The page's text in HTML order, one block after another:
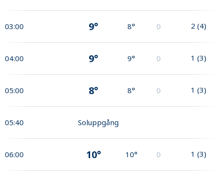
03:00 9° 8° 0 2 (4)
04:00 9° 9° 0 1 (3)
05:00 8° 8° 0 1 (3)
05:40 Soluppgång
06:00 10° 10° 0 1 (3)